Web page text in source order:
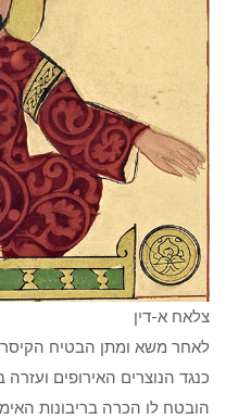
צלאח א-דין
לאחר משא ומתן הבטיח הקיסר
כנגד הנוצרים האירופים
הובטח לו הכרה בריבונות